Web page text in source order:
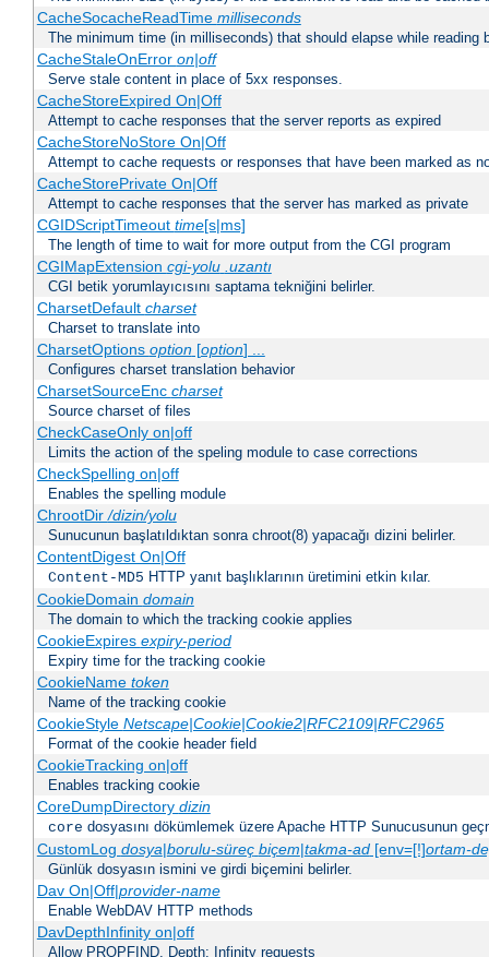
CacheSocacheReadTime milliseconds
The minimum time (in milliseconds) that should elapse while reading
CacheStaleOnError on|off
Serve stale content in place of 5xx responses.
CacheStoreExpired On|Off
Attempt to cache responses that the server reports as expired
CacheStoreNoStore On|Off
Attempt to cache requests or responses that have been marked as
CacheStorePrivate On|Off
Attempt to cache responses that the server has marked as private
CGIDScriptTimeout time[s|ms]
The length of time to wait for more output from the CGI program
CGIMapExtension cgi-yolu .uzantı
CGI betik yorumlayıcısını saptama tekniğini belirler.
CharsetDefault charset
Charset to translate into
CharsetOptions option[option] ...
Configures charset translation behavior
CharsetSourceEnc charset
Source charset of files
CheckCaseOnly on|off
Limits the action of the speling module to case corrections
CheckSpelling on|off
Enables the spelling module
ChrootDir/dizin/yolu
Sunucunun başlatıldıktan sonra chroot(8) yapacağı dizini belirler.
ContentDigest On|Off
Content-MD5 HTTP yanıt başlıklarının üretimini etkin kılar.
CookieDomain domain
The domain to which the tracking cookie applies
CookieExpires expiry-period
Expiry time for the tracking cookie
CookieName token
Name of the tracking cookie
CookieStyle Netscape|Cookie|Cookie2|RFC2109|RFC2965
Format of the cookie header field
CookieTracking on|off
Enables tracking cookie
CoreDumpDirectory dizin
core dosyasını dökümlemek üzere Apache HTTP Sunucusunun
CustomLog dosya|borulu-süreç biçem|takma-ad[env=[!]ortam-
Günlük dosyasın ismini ve girdi biçemini belirler.
Dav On|Off|provider-name
Enable WebDAV HTTP methods
DavDepthInfinity on|off
Allow PROPFIND, Depth: Infinity requests